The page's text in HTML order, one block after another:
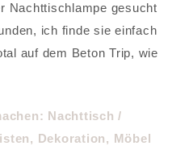
Nachttischlampe gesucht
ich finde sie einfach
auf dem Beton Trip, wie